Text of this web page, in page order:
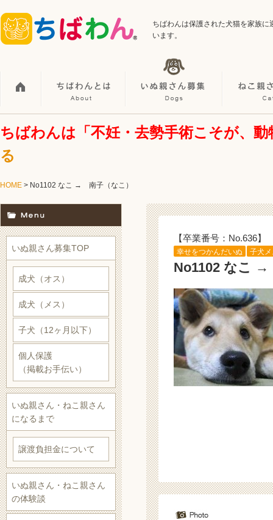
ちばわんは保護された犬猫を家族
います。
ちばわんは「不妊・去勢手術こそが、
る
HOME > No1102 なこ → 南子（なこ）
【卒業番号：No.636】
幸せをつかんだいぬ 子犬
No1102 なこ
いぬ親さん募集TOP
成犬（オス）
成犬（メス）
子犬（12ヶ月以下）
個人保護
（掲載お手伝い）
いぬ親さん・ねこ親さん
になるまで
譲渡負担金について
いぬ親さん・ねこ親さん
の体験談